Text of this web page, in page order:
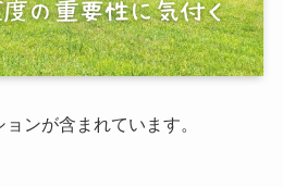
ンが含まれています。